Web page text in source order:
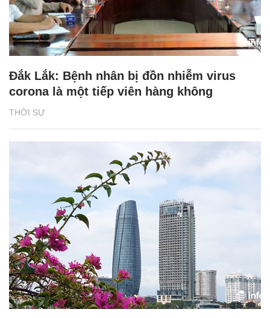
THỜI SỰ
Đắk Lắk: Bệnh nhân bị đồn nhiễm virus
corona là một tiếp viên hàng không